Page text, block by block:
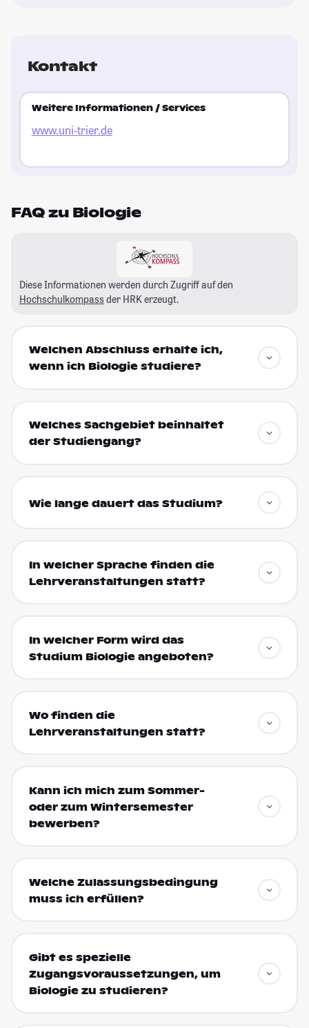
Kontakt
Weitere Informationen / Services
www.uni-trier.de
FAQ zu Biologie
Diese Informationen werden durch Zugriff auf den
Hochschulkompass der HRK erzeugt.
Welchen Abschluss erhalte ich,
wenn ich Biologie studiere?
Welches Sachgebiet beinhaltet
der Studiengang?
Wie lange dauert das Studium?
In welcher Sprache finden die
Lehrveranstaltungen statt?
In welcher Form wird das
Studium Biologie angeboten?
Wo finden die
Lehrveranstaltungen statt?
Kann ich mich zum Sommer-
oder zum Wintersemester
bewerben?
Welche Zulassungsbedingung
muss ich erfüllen?
Gibt es spezielle
Zugangsvoraussetzungen, um
Biologie zu studieren?